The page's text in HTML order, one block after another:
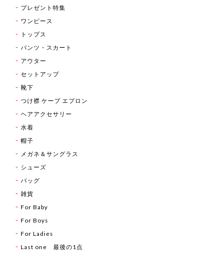
プレゼント特集
ワンピース
トップス
パンツ・スカート
アウター
セットアップ
靴下
つけ襟 ケープ エプロン
ヘアアクセサリー
水着
帽子
メガネ＆サングラス
シューズ
バッグ
雑貨
For Baby
For Boys
For Ladies
Last one 最後の1点